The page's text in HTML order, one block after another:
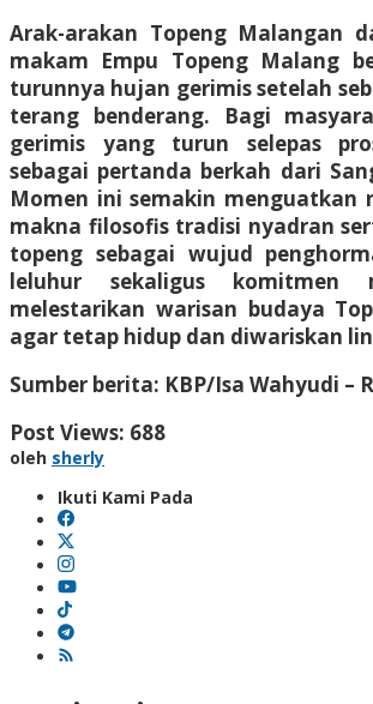
Arak-arakan Topeng Malangan
makam Empu Topeng Malang
turunnya hujan gerimis setelah
terang benderang. Bagi
gerimis yang turun selepas
sebagai pertanda berkah dari
Momen ini semakin menguatkan
makna filosofis tradisi nyadran
topeng sebagai wujud
leluhur sekaligus komitmen
melestarikan warisan budaya
agar tetap hidup dan diwariskan
Sumber berita: KBP/Isa Wahyudi –
Post Views: 688
oleh sherly
Ikuti Kami Pada